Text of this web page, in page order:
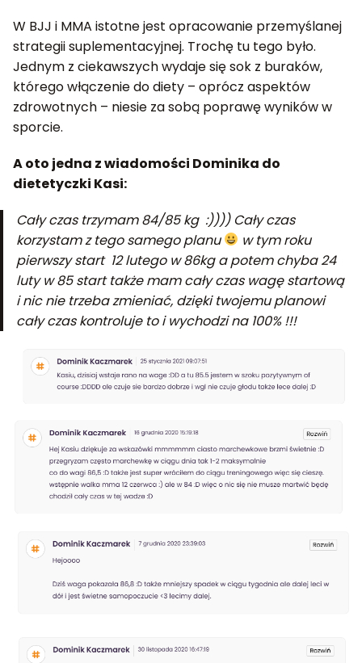
W BJJ i MMA istotne jest opracowanie przemyślanej
strategii suplementacyjnej. Trochę tu tego było.
Jednym z ciekawszych wydaje się sok z buraków,
którego włączenie do diety – oprócz aspektów
zdrowotnych – niesie za sobą poprawę wyników w
sporcie.
A oto jedna z wiadomości Dominika do
dietetyczki Kasi:
Cały czas trzymam 84/85 kg :)))) Cały czas
korzystam z tego samego planu
w tym roku
pierwszy start 12 lutego w 86kg a potem chyba 24
luty w 85 start także mam cały czas wagę startową
i nic nie trzeba zmieniać, dzięki twojemu planowi
cały czas kontroluje to i wychodzi na 100% !!!